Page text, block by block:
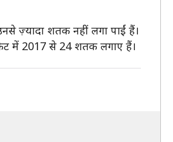
ज़्यादा शतक नहीं लगा पाईं हैं।
में 2017 से 24 शतक लगाए हैं।